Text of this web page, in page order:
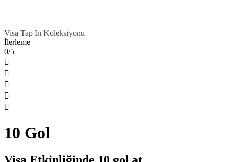
Visa Tap In Koleksiyonu
İlerleme
0/5





10 Gol